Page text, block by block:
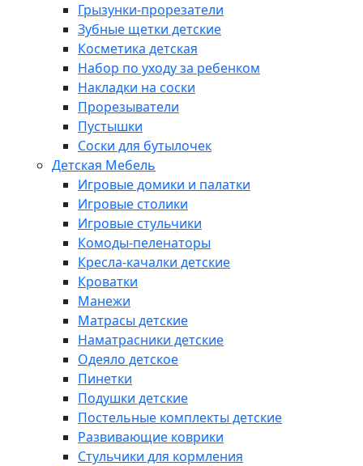
Грызунки-прорезатели
Зубные щетки детские
Косметика детская
Набор по уходу за ребенком
Накладки на соски
Прорезыватели
Пустышки
Соски для бутылочек
Детская Мебель
Игровые домики и палатки
Игровые столики
Игровые стульчики
Комоды-пеленаторы
Кресла-качалки детские
Кроватки
Манежи
Матрасы детские
Наматрасники детские
Одеяло детское
Пинетки
Подушки детские
Постельные комплекты детские
Развивающие коврики
Стульчики для кормления